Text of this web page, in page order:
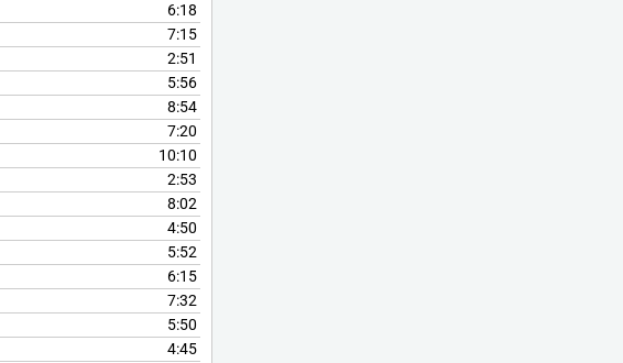
6:18
7:15
2:51
5:56
8:54
7:20
10:10
2:53
8:02
4:50
5:52
6:15
7:32
5:50
4:45